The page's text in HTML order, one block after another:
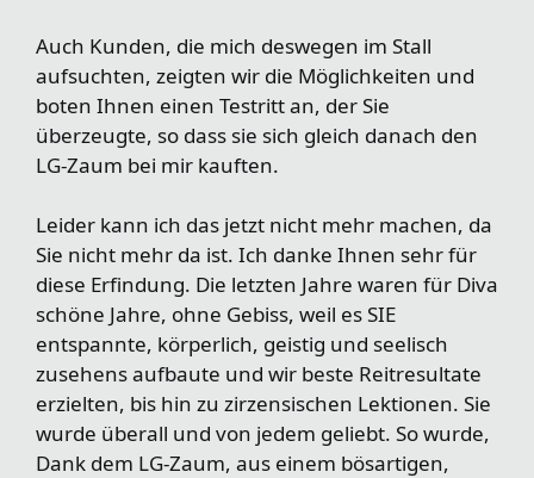
Auch Kunden, die mich deswegen im Stall
aufsuchten, zeigten wir die Möglichkeiten und
boten Ihnen einen Testritt an, der Sie
überzeugte, so dass sie sich gleich danach den
LG-Zaum bei mir kauften.
Leider kann ich das jetzt nicht mehr machen, da
Sie nicht mehr da ist. Ich danke Ihnen sehr für
diese Erfindung. Die letzten Jahre waren für Diva
schöne Jahre, ohne Gebiss, weil es SIE
entspannte, körperlich, geistig und seelisch
zusehens aufbaute und wir beste Reitresultate
erzielten, bis hin zu zirzensischen Lektionen. Sie
wurde überall und von jedem geliebt. So wurde,
Dank dem LG-Zaum, aus einem bösartigen,